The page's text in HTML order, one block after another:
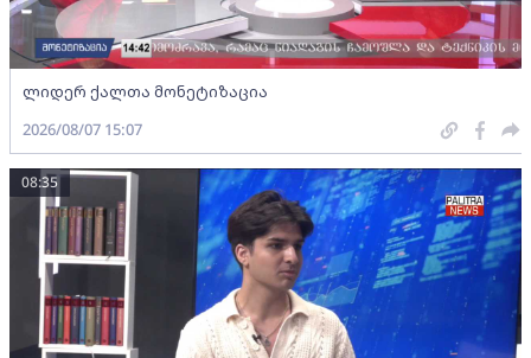
ლიდერ ქალთა მონეტიზაცია
2026/08/07 15:07
08:35